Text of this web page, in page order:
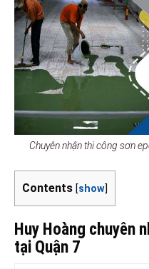
Chuyên nhận thi công sơn
Contents [show]
Huy Hoàng chuyên
tại Quận 7